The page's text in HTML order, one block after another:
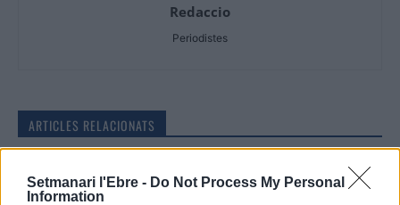
Setmanari l'Ebre - Do Not Process My Personal
Information
Redaccio
Periodistes
ARTICLES RELACIONATS
La Ràpita optarà al Pla de Barris amb un
projecte valorat en 12,5 milions d’euros